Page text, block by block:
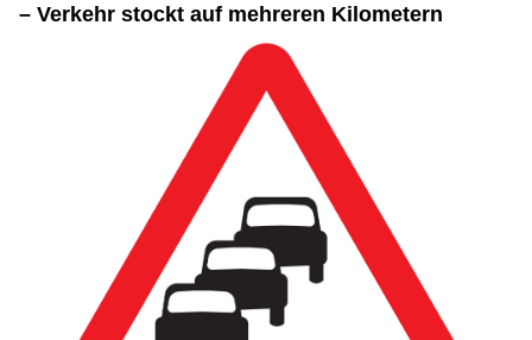
– Verkehr stockt auf mehreren Kilometern